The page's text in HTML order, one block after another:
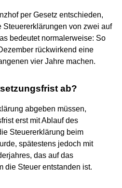
per Gesetz entschieden,
Steuererklärungen von zwei auf
bedeutet normalerweise: So
rückwirkend eine
vier Jahre machen.
ab?
abgeben müssen,
erst mit Ablauf des
Steuererklärung beim
spätestens jedoch mit
das auf das
die Steuer entstanden ist.